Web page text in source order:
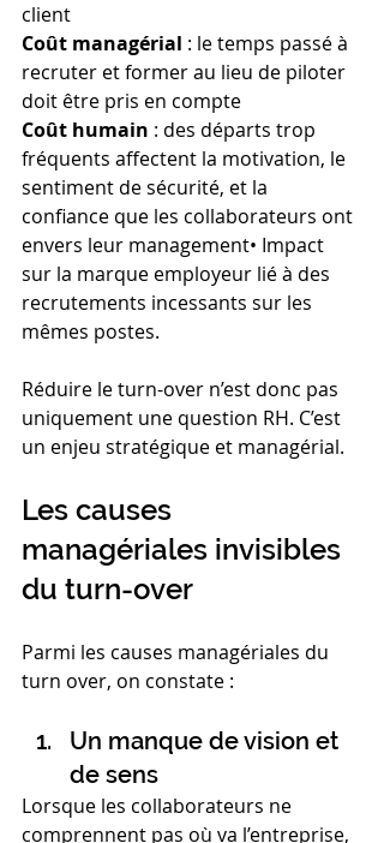
client
Coût managérial : le temps passé à
recruter et former au lieu de piloter
doit être pris en compte
Coût humain : des départs trop
fréquents affectent la motivation, le
sentiment de sécurité, et la
confiance que les collaborateurs ont
envers leur management• Impact
sur la marque employeur lié à des
recrutements incessants sur les
mêmes postes.
Réduire le turn-over n’est donc pas
uniquement une question RH. C’est
un enjeu stratégique et managérial.
Les causes
managériales invisibles
du turn-over
Parmi les causes managériales du
turn over, on constate :
Un manque de vision et
de sens
Lorsque les collaborateurs ne
comprennent pas où va l’entreprise,